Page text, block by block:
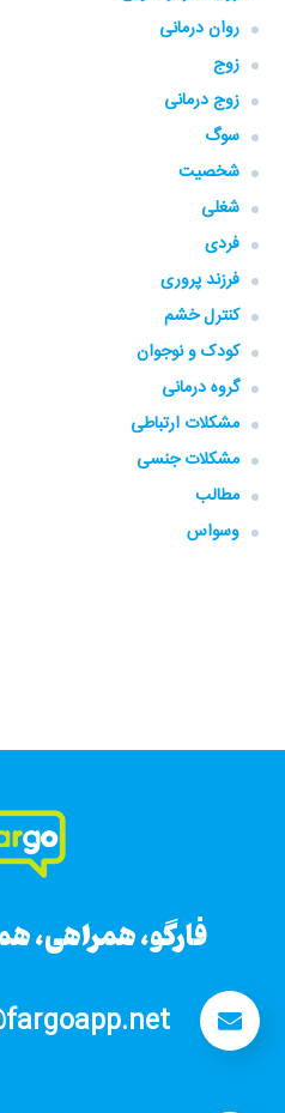
روان درمانی
زوج
زوج درمانی
سوگ
شخصیت
شغلی
فردی
فرزند پروری
کنترل خشم
کودک و نوجوان
گروه‌ درمانی
مشکلات ارتباطی
مشکلات جنسی
مطالب
وسواس
فارگو، همراهی،